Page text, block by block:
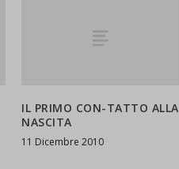
IL PRIMO CON-TATTO ALLA
NASCITA
11 Dicembre 2010